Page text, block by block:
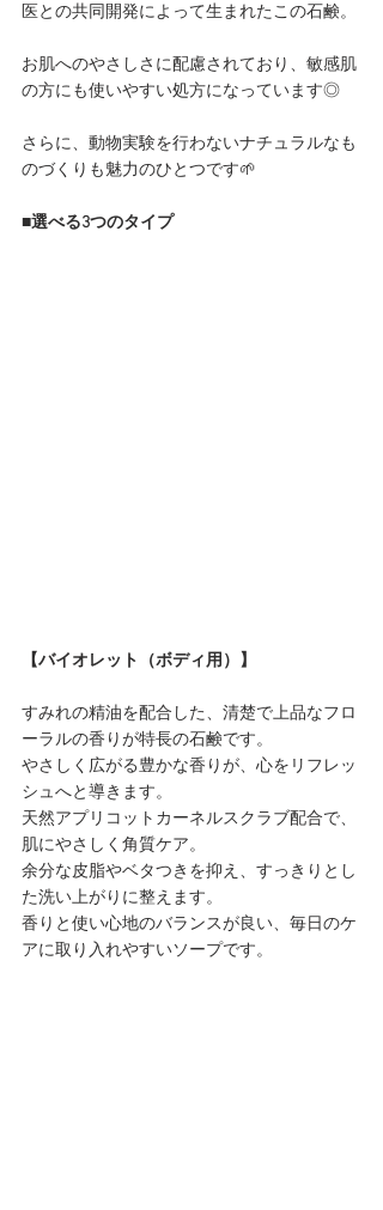
医との共同開発によって生まれたこの石鹸。
お肌へのやさしさに配慮されており、敏感肌
の方にも使いやすい処方になっています◎
さらに、動物実験を行わないナチュラルなも
のづくりも魅力のひとつです🌱
■選べる3つのタイプ
【バイオレット（ボディ用）】
すみれの精油を配合した、清楚で上品なフロ
ーラルの香りが特長の石鹸です。
やさしく広がる豊かな香りが、心をリフレッ
シュへと導きます。
天然アプリコットカーネルスクラブ配合で、
肌にやさしく角質ケア。
余分な皮脂やベタつきを抑え、すっきりとし
た洗い上がりに整えます。
香りと使い心地のバランスが良い、毎日のケ
アに取り入れやすいソープです。